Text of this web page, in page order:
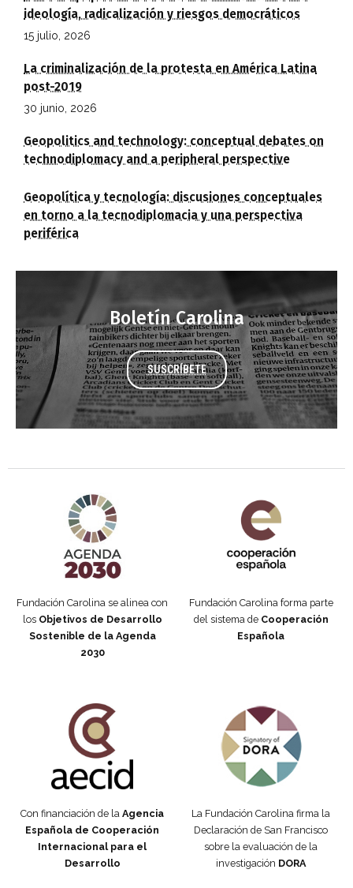
ideología, radicalización y riesgos democráticos
15 julio, 2026
La criminalización de la protesta en América Latina
post-2019
30 junio, 2026
Geopolitics and technology: conceptual debates on
technodiplomacy and a peripheral perspective
Geopolítica y tecnología: discusiones conceptuales
en torno a la tecnodiplomacia y una perspectiva
periférica
Boletín Carolina
SUSCRÍBETE
Fundación Carolina se alinea con
los Objetivos de Desarrollo
Sostenible de la Agenda
2030
Fundación Carolina forma parte
del sistema de Cooperación
Española
Con financiación de la Agencia
Española de Cooperación
Internacional para el
Desarrollo
La Fundación Carolina firma la
Declaración de San Francisco
sobre la evaluación de la
investigación DORA